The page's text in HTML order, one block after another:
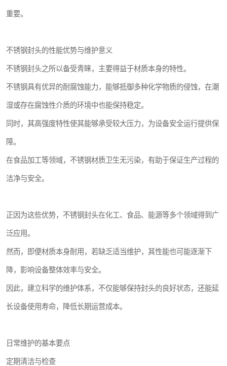
重要。
不锈钢封头的性能优势与维护意义
不锈钢封头之所以备受青睐，主要得益于材质本身的特性。
不锈钢具有优异的耐腐蚀能力，能够抵御多种化学物质的侵蚀，在潮
湿或存在腐蚀性介质的环境中也能保持稳定。
同时，其高强度特性使其能够承受较大压力，为设备安全运行提供保
障。
在食品加工等领域，不锈钢材质卫生无污染，有助于保证生产过程的
洁净与安全。
正因为这些优势，不锈钢封头在化工、食品、能源等多个领域得到广
泛应用。
然而，即便材质本身耐用，若缺乏适当维护，其性能也可能逐渐下
降，影响设备整体效率与安全。
因此，建立科学的维护体系，不仅能够保持封头的良好状态，还能延
长设备使用寿命，降低长期运营成本。
日常维护的基本要点
定期清洁与检查